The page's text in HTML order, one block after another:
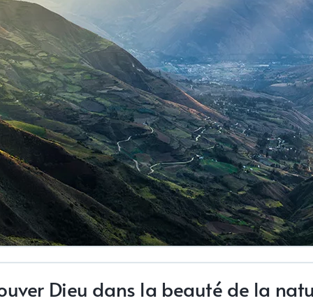
Dieu dans la beauté de la